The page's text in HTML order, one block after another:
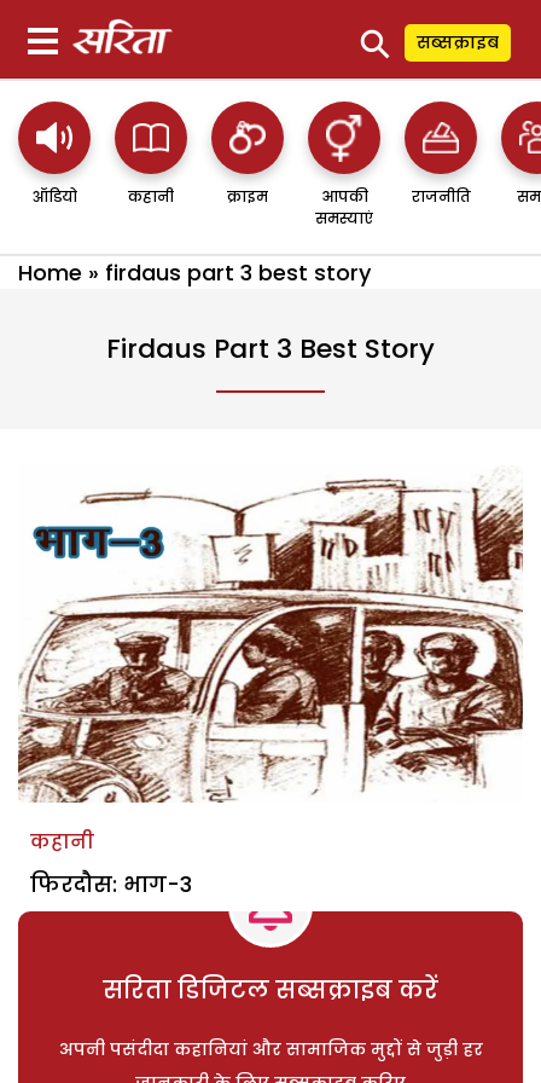
⚲ सब्सक्राइब
ऑडियो कहानी क्राइम
आपकी
समस्याएं
राजनीति
Home » firdaus part 3 best story
Firdaus Part 3 Best Story
कहानी
फिरदौस: भाग-3
सरिता डिजिटल सब्सक्राइब करें
अपनी पसंदीदा कहानियां और सामाजिक मुद्दों से जुड़ी हर